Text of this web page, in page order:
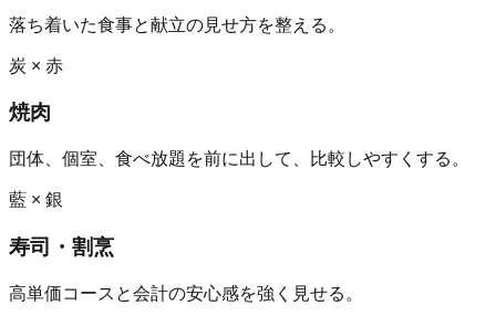
落ち着いた食事と献立の見せ方を整える。
炭 × 赤
焼肉
団体、個室、食べ放題を前に出して、比較しやすくする。
藍 × 銀
寿司・割烹
高単価コースと会計の安心感を強く見せる。